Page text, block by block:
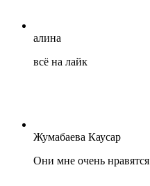
алина
всё на лайк
Жумабаева Каусар
Они мне очень нравятся